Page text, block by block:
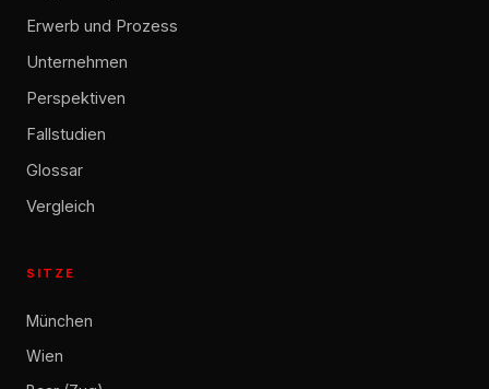
Erwerb und Prozess
Unternehmen
Perspektiven
Fallstudien
Glossar
Vergleich
SITZE
München
Wien